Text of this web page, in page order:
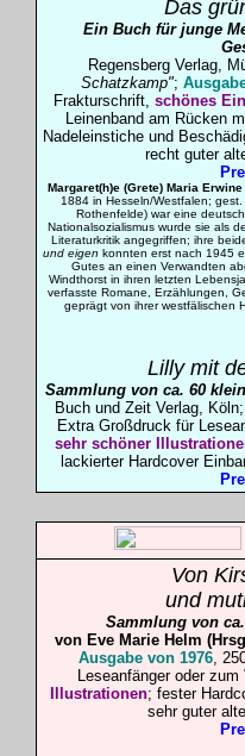
Das
Ein Buch für junge
Regensberg Verlag,
Schatzkamp";
Frakturschrift, schönes
Leinenband am Rücken
Nadeleinstiche und
recht guter
Margaret(h)e (Grete) Maria
1884 in Hesseln/Westfalen;
Rothenfelde) war eine
Nationalsozialismus wurde sie als
Literaturkritik angegriffen; ihre
und eigen konnten erst nach 1945
Gutes an einen Verwandten
Windthorst in ihren letzten
verfasste Romane, Erzählungen,
geprägt von ihrer westfälischen
Lilly mit
Sammlung von ca. 60
Buch und Zeit Verlag, Köln;
Extra Großdruck für
sehr schöner
lackierter Hardcover
Von
und
Sammlung von
von Eve Marie Helm
Ausgabe von 1976,
Leseanfänger oder zum
Illustrationen; fester
sehr guter